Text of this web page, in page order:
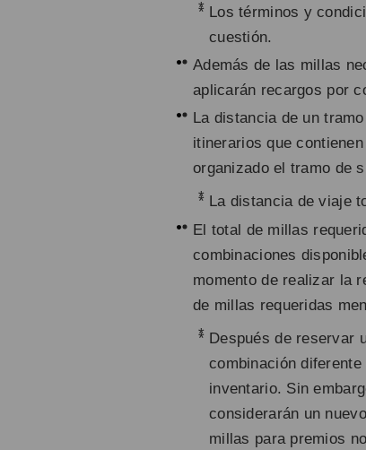
* Los términos y
cuestión.
Además de las millas
aplicarán recargos por
La distancia de un
itinerarios que
organizado el tramo de
* La distancia de viaje
El total de millas
combinaciones
momento de realizar la
de millas requeridas
* Después de reservar
combinación
inventario. Sin
considerarán un
millas para premios